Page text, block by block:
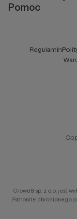
Pomoc
Regulamin
Crowd8 sp. z o.o. jest
Patronite chronionego